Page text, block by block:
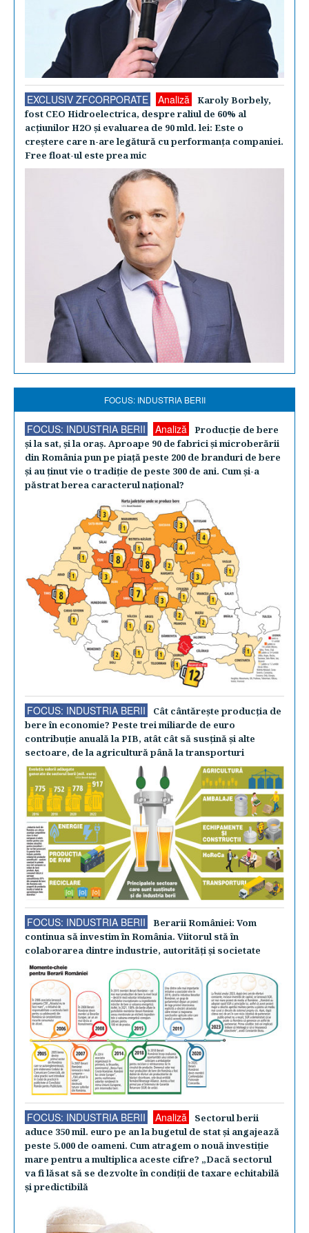
EXCLUSIV ZFCORPORATE Analiză
Karoly Borbely,
fost CEO Hidroelectrica, despre raliul de 60% al
acţiunilor H2O şi evaluarea de 90 mld. lei: Este o
creştere care n-are legătură cu performanţa companiei.
Free float-ul este prea mic
FOCUS: INDUSTRIA BERII
FOCUS: INDUSTRIA BERII Analiză
Producţie de bere
şi la sat, şi la oraş. Aproape 90 de fabrici şi microberării
din România pun pe piaţă peste 200 de branduri de bere
şi au ţinut vie o tradiţie de peste 300 de ani. Cum şi-a
păstrat berea caracterul naţional?
FOCUS: INDUSTRIA BERII
Cât cântăreşte producţia de
bere în economie? Peste trei miliarde de euro
contribuţie anuală la PIB, atât cât să susţină şi alte
sectoare, de la agricultură până la transporturi
FOCUS: INDUSTRIA BERII
Berarii României: Vom
continua să investim în România. Viitorul stă în
colaborarea dintre industrie, autorităţi şi societate
FOCUS: INDUSTRIA BERII Analiză
Sectorul berii
aduce 350 mil. euro pe an la bugetul de stat şi angajează
peste 5.000 de oameni. Cum atragem o nouă investiţie
mare pentru a multiplica aceste cifre? „Dacă sectorul
va fi lăsat să se dezvolte în condiţii de taxare echitabilă
şi predictibilă